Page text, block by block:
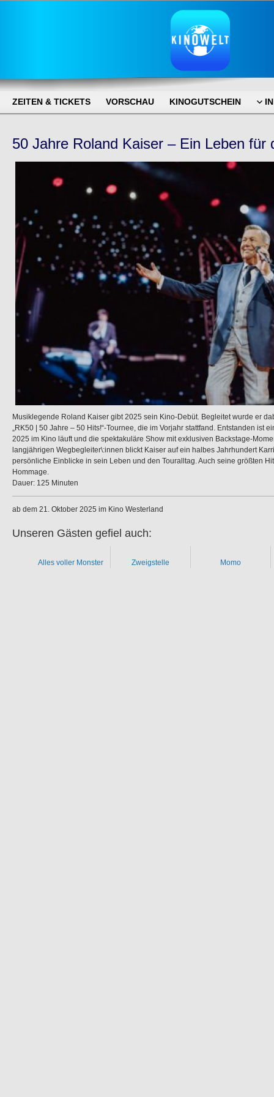
ZEITEN & TICKETS VORSCHAU KINOGUTSCHEIN
50 Jahre Roland Kaiser – Ein Leben für
Musiklegende Roland Kaiser gibt 2025 sein Kino-Debüt. Begleitet wurde er
„RK50 | 50 Jahre – 50 Hits!“-Tournee, die im Vorjahr stattfand. Entstanden ist
2025 im Kino läuft und die spektakuläre Show mit exklusiven Backstage-
langjährigen Wegbegleiter\:innen blickt Kaiser auf ein halbes Jahrhundert
persönliche Einblicke in sein Leben und den Touralltag. Auch seine größten
Hommage.
Dauer: 125 Minuten
ab dem 21. Oktober 2025 im Kino Westerland
Unseren Gästen gefiel auch:
Alles voller Monster Zweigstelle Momo